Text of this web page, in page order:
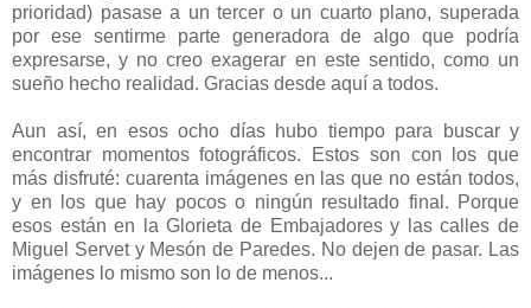
prioridad) pasase a un tercer o un cuarto plano, superada
por ese sentirme parte generadora de algo que podría
expresarse, y no creo exagerar en este sentido, como un
sueño hecho realidad. Gracias desde aquí a todos.
Aun así, en esos ocho días hubo tiempo para buscar y
encontrar momentos fotográficos. Estos son con los que
más disfruté: cuarenta imágenes en las que no están todos,
y en los que hay pocos o ningún resultado final. Porque
esos están en la Glorieta de Embajadores y las calles de
Miguel Servet y Mesón de Paredes. No dejen de pasar. Las
imágenes lo mismo son lo de menos...